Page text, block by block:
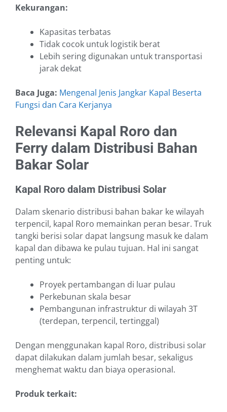
Kekurangan:
Kapasitas terbatas
Tidak cocok untuk logistik berat
Lebih sering digunakan untuk transportasi
jarak dekat
Baca Juga: Mengenal Jenis Jangkar Kapal Beserta
Fungsi dan Cara Kerjanya
Relevansi Kapal Roro dan
Ferry dalam Distribusi Bahan
Bakar Solar
Kapal Roro dalam Distribusi Solar
Dalam skenario distribusi bahan bakar ke wilayah
terpencil, kapal Roro memainkan peran besar. Truk
tangki berisi solar dapat langsung masuk ke dalam
kapal dan dibawa ke pulau tujuan. Hal ini sangat
penting untuk:
Proyek pertambangan di luar pulau
Perkebunan skala besar
Pembangunan infrastruktur di wilayah 3T
(terdepan, terpencil, tertinggal)
Dengan menggunakan kapal Roro, distribusi solar
dapat dilakukan dalam jumlah besar, sekaligus
menghemat waktu dan biaya operasional.
Produk terkait: